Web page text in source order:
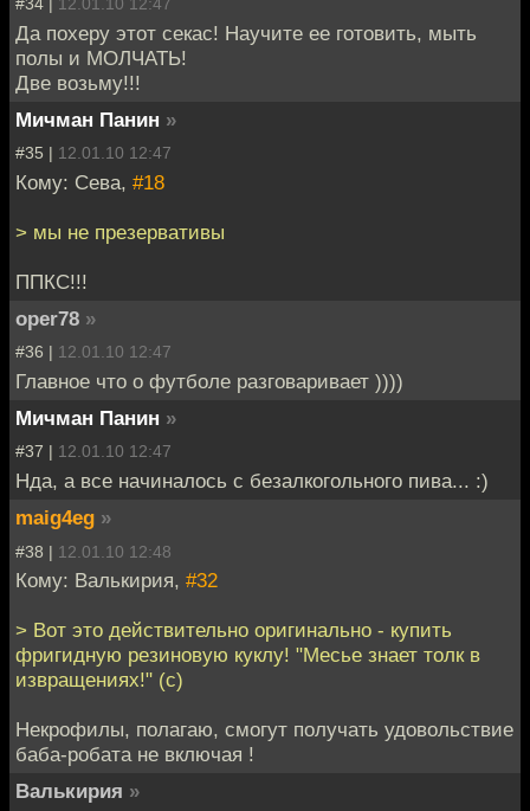
#34 | 12.01.10 12:47
Да похеру этот секас! Научите ее готовить, мыть
полы и МОЛЧАТЬ!
Две возьму!!!
Мичман Панин »
#35 | 12.01.10 12:47
Кому: Сева, #18
> мы не презервативы
ППКС!!!
oper78 »
#36 | 12.01.10 12:47
Главное что о футболе разговаривает ))))
Мичман Панин »
#37 | 12.01.10 12:47
Нда, а все начиналось с безалкогольного пива... :)
maig4eg »
#38 | 12.01.10 12:48
Кому: Валькирия, #32
> Вот это действительно оригинально - купить
фригидную резиновую куклу! "Месье знает толк в
извращениях!" (с)
Некрофилы, полагаю, смогут получать удовольствие
баба-робата не включая !
Валькирия »